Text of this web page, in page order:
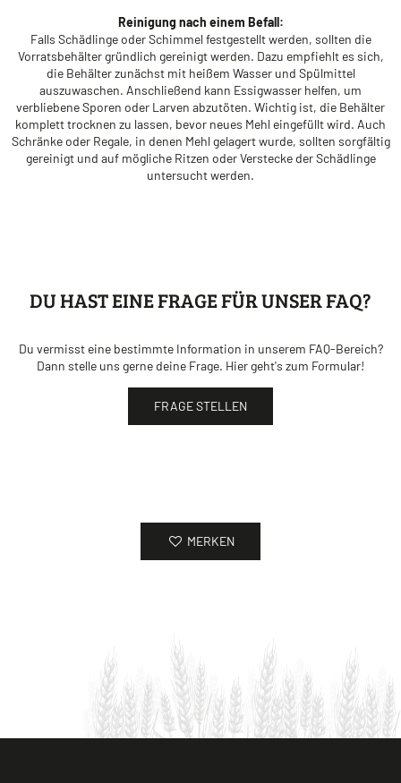
Reinigung nach einem Befall:
Falls Schädlinge oder Schimmel festgestellt werden, sollten die
Vorratsbehälter gründlich gereinigt werden. Dazu empfiehlt es sich,
die Behälter zunächst mit heißem Wasser und Spülmittel
auszuwaschen. Anschließend kann Essigwasser helfen, um
verbliebene Sporen oder Larven abzutöten. Wichtig ist, die Behälter
komplett trocknen zu lassen, bevor neues Mehl eingefüllt wird. Auch
Schränke oder Regale, in denen Mehl gelagert wurde, sollten sorgfältig
gereinigt und auf mögliche Ritzen oder Verstecke der Schädlinge
untersucht werden.
DU HAST EINE FRAGE FÜR UNSER FAQ?
Du vermisst eine bestimmte Information in unserem FAQ-Bereich?
Dann stelle uns gerne deine Frage. Hier geht's zum Formular!
FRAGE STELLEN
MERKEN